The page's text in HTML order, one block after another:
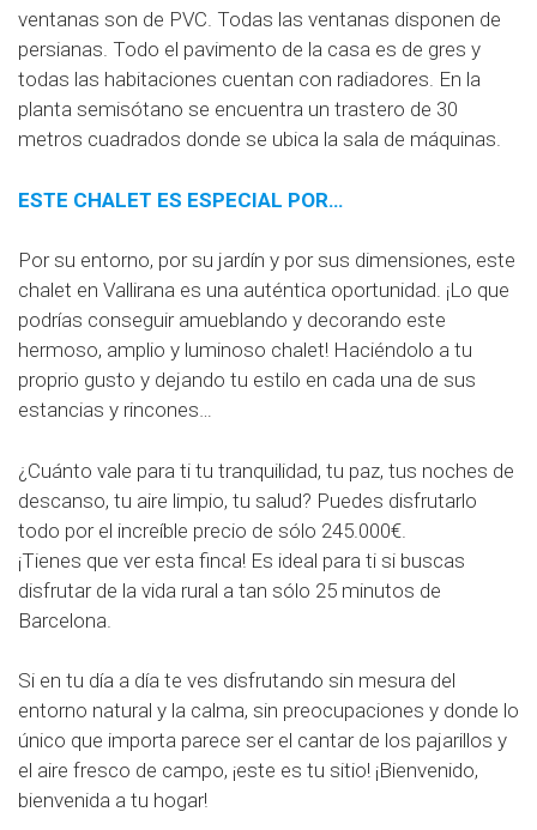
ventanas son de PVC. Todas las ventanas disponen de
persianas. Todo el pavimento de la casa es de gres y
todas las habitaciones cuentan con radiadores. En la
planta semisótano se encuentra un trastero de 30
metros cuadrados donde se ubica la sala de máquinas.
ESTE CHALET ES ESPECIAL POR…
Por su entorno, por su jardín y por sus dimensiones, este
chalet en Vallirana es una auténtica oportunidad. ¡Lo que
podrías conseguir amueblando y decorando este
hermoso, amplio y luminoso chalet! Haciéndolo a tu
proprio gusto y dejando tu estilo en cada una de sus
estancias y rincones…
¿Cuánto vale para ti tu tranquilidad, tu paz, tus noches de
descanso, tu aire limpio, tu salud? Puedes disfrutarlo
todo por el increíble precio de sólo 245.000€.
¡Tienes que ver esta finca! Es ideal para ti si buscas
disfrutar de la vida rural a tan sólo 25 minutos de
Barcelona.
Si en tu día a día te ves disfrutando sin mesura del
entorno natural y la calma, sin preocupaciones y donde lo
único que importa parece ser el cantar de los pajarillos y
el aire fresco de campo, ¡este es tu sitio! ¡Bienvenido,
bienvenida a tu hogar!